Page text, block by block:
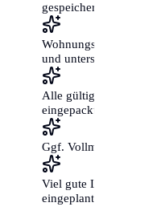
gespeichert?
und unterschrieben?
Alle gültigen
eingepackt?
Ggf. Vollmachten für
Viel gute Laune und
eingeplant?